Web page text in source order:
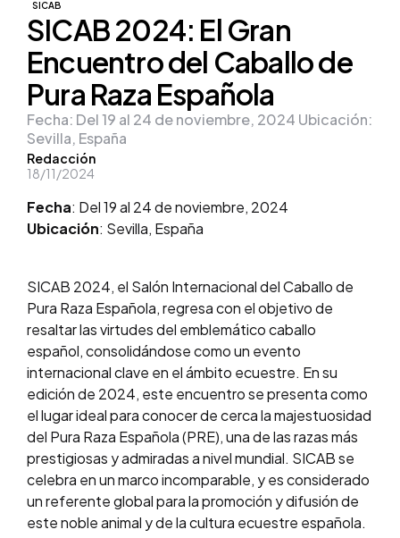
SICAB
SICAB 2024: El Gran
Encuentro del Caballo de
Pura Raza Española
Posted
by
Redacción
18/11/2024
Fecha: Del 19 al 24 de noviembre, 2024 Ubicación:
Sevilla, España
Fecha: Del 19 al 24 de noviembre, 2024
Ubicación: Sevilla, España
SICAB 2024, el Salón Internacional del Caballo de
Pura Raza Española, regresa con el objetivo de
resaltar las virtudes del emblemático caballo
español, consolidándose como un evento
internacional clave en el ámbito ecuestre. En su
edición de 2024, este encuentro se presenta como
el lugar ideal para conocer de cerca la majestuosidad
del Pura Raza Española (PRE), una de las razas más
prestigiosas y admiradas a nivel mundial. SICAB se
celebra en un marco incomparable, y es considerado
un referente global para la promoción y difusión de
este noble animal y de la cultura ecuestre española.